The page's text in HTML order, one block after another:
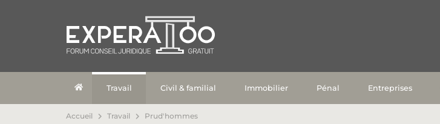
Travail Civil & familial Immobilier Pénal Entreprises
Accueil Travail Prud'hommes